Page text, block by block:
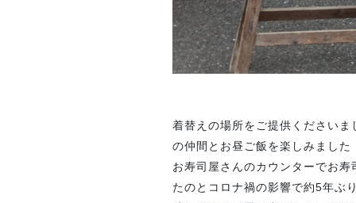
着替えの場所をご提供くださいま
の仲間とお昼ご飯を楽しみました
お寿司屋さんのカウンターでお
たのとコロナ禍の影響で約5年ぶ